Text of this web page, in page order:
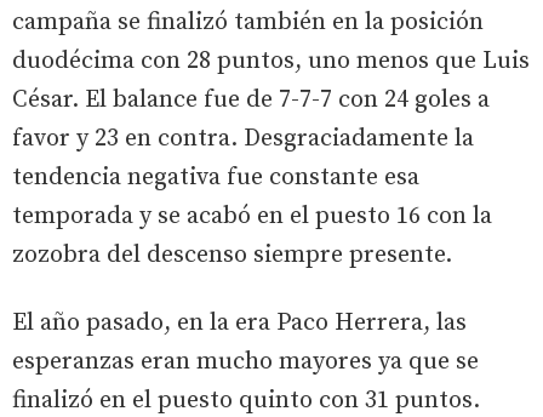
campaña se finalizó también en la posición
duodécima con 28 puntos, uno menos que Luis
César. El balance fue de 7-7-7 con 24 goles a
favor y 23 en contra. Desgraciadamente la
tendencia negativa fue constante esa
temporada y se acabó en el puesto 16 con la
zozobra del descenso siempre presente.
El año pasado, en la era Paco Herrera, las
esperanzas eran mucho mayores ya que se
finalizó en el puesto quinto con 31 puntos.